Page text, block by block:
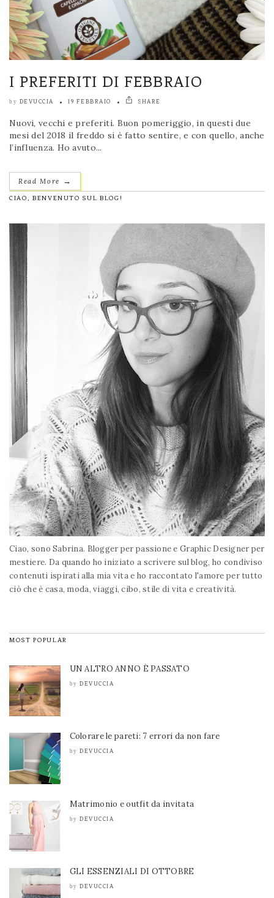
I PREFERITI DI FEBBRAIO
by DEVUCCIA 19 FEBBRAIO SHARE
Nuovi, vecchi e preferiti. Buon pomeriggio, in questi due
mesi del 2018 il freddo si è fatto sentire, e con quello, anche
l’influenza. Ho avuto...
Read More →
CIAO, BENVENUTO SUL BLOG!
Ciao, sono Sabrina. Blogger per passione e Graphic Designer per
mestiere. Da quando ho iniziato a scrivere sul blog, ho condiviso
contenuti ispirati alla mia vita e ho raccontato l'amore per tutto
ciò che è casa, moda, viaggi, cibo, stile di vita e creatività.
MOST POPULAR
UN ALTRO ANNO È PASSATO
by DEVUCCIA
Colorare le pareti: 7 errori da non fare
by DEVUCCIA
Matrimonio e outfit da invitata
by DEVUCCIA
GLI ESSENZIALI DI OTTOBRE
by DEVUCCIA